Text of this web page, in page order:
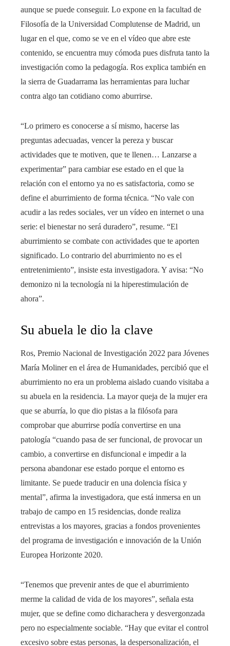
aunque se puede conseguir. Lo expone en la facultad de
Filosofía de la Universidad Complutense de Madrid, un
lugar en el que, como se ve en el vídeo que abre este
contenido, se encuentra muy cómoda pues disfruta tanto la
investigación como la pedagogía. Ros explica también en
la sierra de Guadarrama las herramientas para luchar
contra algo tan cotidiano como aburrirse.
“Lo primero es conocerse a sí mismo, hacerse las
preguntas adecuadas, vencer la pereza y buscar
actividades que te motiven, que te llenen… Lanzarse a
experimentar” para cambiar ese estado en el que la
relación con el entorno ya no es satisfactoria, como se
define el aburrimiento de forma técnica. “No vale con
acudir a las redes sociales, ver un vídeo en internet o una
serie: el bienestar no será duradero”, resume. “El
aburrimiento se combate con actividades que te aporten
significado. Lo contrario del aburrimiento no es el
entretenimiento”, insiste esta investigadora. Y avisa: “No
demonizo ni la tecnología ni la hiperestimulación de
ahora”.
Su abuela le dio la clave
Ros, Premio Nacional de Investigación 2022 para Jóvenes
María Moliner en el área de Humanidades, percibió que el
aburrimiento no era un problema aislado cuando visitaba a
su abuela en la residencia. La mayor queja de la mujer era
que se aburría, lo que dio pistas a la filósofa para
comprobar que aburrirse podía convertirse en una
patología “cuando pasa de ser funcional, de provocar un
cambio, a convertirse en disfuncional e impedir a la
persona abandonar ese estado porque el entorno es
limitante. Se puede traducir en una dolencia física y
mental”, afirma la investigadora, que está inmersa en un
trabajo de campo en 15 residencias, donde realiza
entrevistas a los mayores, gracias a fondos provenientes
del programa de investigación e innovación de la Unión
Europea Horizonte 2020.
“Tenemos que prevenir antes de que el aburrimiento
merme la calidad de vida de los mayores”, señala esta
mujer, que se define como dicharachera y desvergonzada
pero no especialmente sociable. “Hay que evitar el control
excesivo sobre estas personas, la despersonalización, el